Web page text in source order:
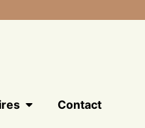
Contact